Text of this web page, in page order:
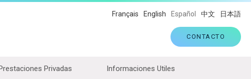
CONTACTO
Français English Español 中文 日本語
Privadas Informaciones Utiles